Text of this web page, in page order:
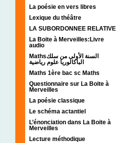
La poésie en vers libres
Lexique du théâtre
LA SUBORDONNEE RELATIVE
La Boite à Merveilles:Livre
audio
Mathsالسنة الأولى من سلك
الباكالوريا علوم رياضية
Maths 1ère bac sc Maths
Questionnaire sur La Boite à
Merveilles
La poésie classique
Le schéma actantiel
L’énonciation dans La Boite à
Merveilles
Lecture méthodique